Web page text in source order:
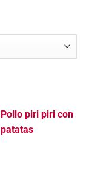
Pollo piri piri con
patatas